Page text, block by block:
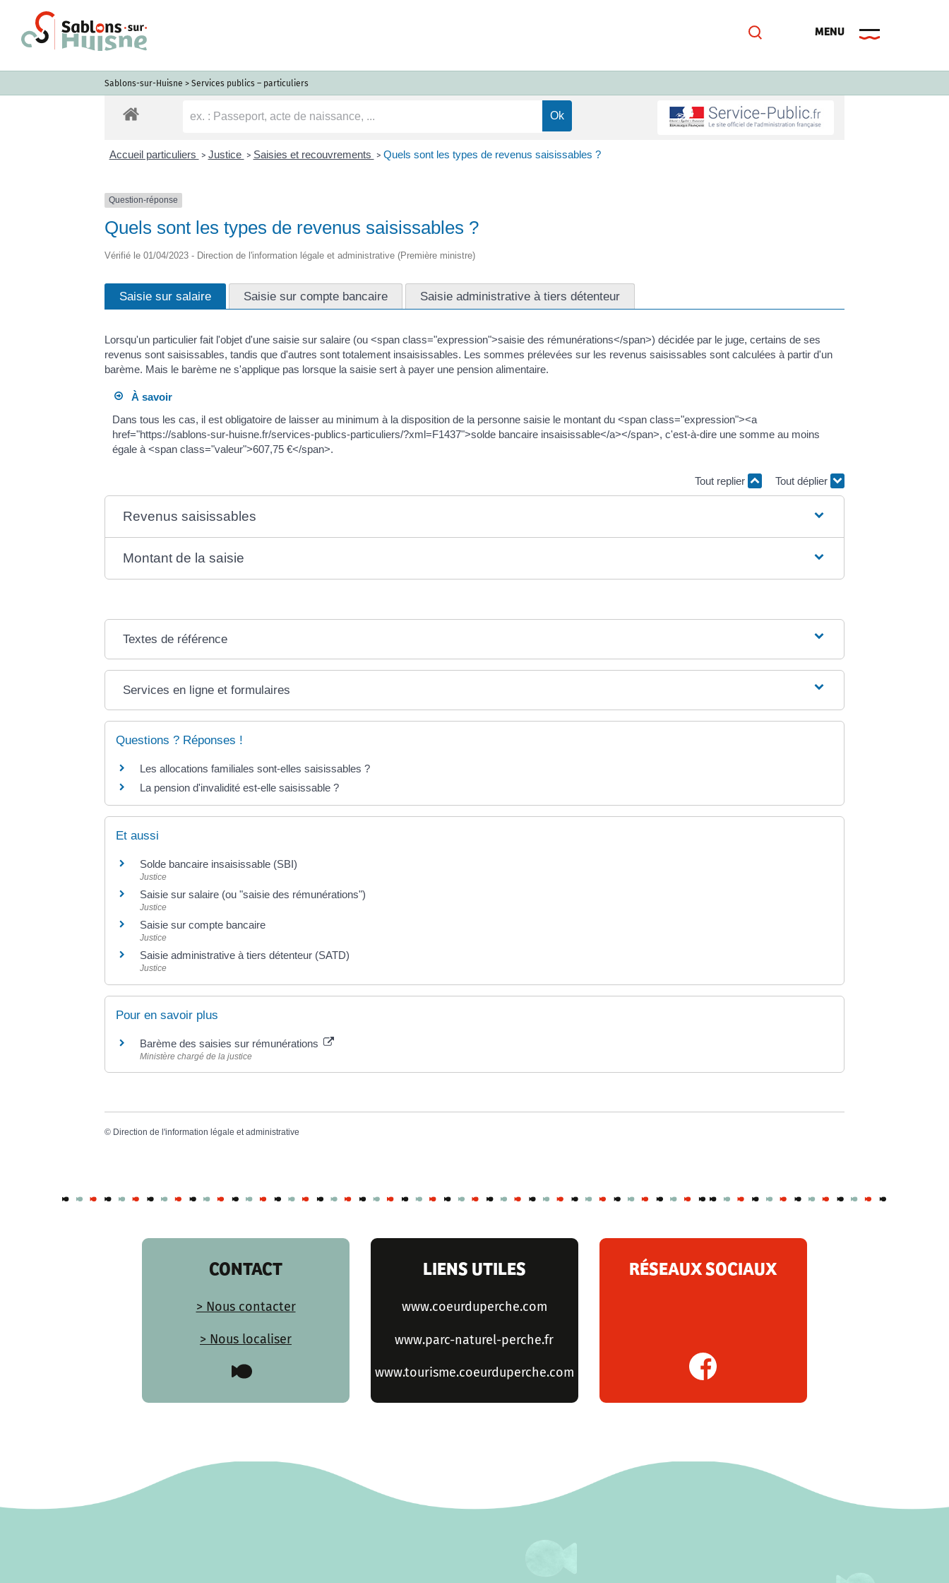
Sablons-sur-Huisne > Services publics – particuliers
Accueil particuliers > Justice > Saisies et recouvrements > Quels sont les types de revenus saisissables ?
Question-réponse
Quels sont les types de revenus saisissables ?
Vérifié le 01/04/2023 - Direction de l'information légale et administrative (Première ministre)
Saisie sur salaire Saisie sur compte bancaire Saisie administrative à tiers détenteur
Lorsqu'un particulier fait l'objet d'une saisie sur salaire (ou <span class="expression">saisie des rémunérations</span>) décidée par le juge, certains de ses
revenus sont saisissables, tandis que d'autres sont totalement insaisissables. Les sommes prélevées sur les revenus saisissables sont calculées à partir d'un
barème. Mais le barème ne s'applique pas lorsque la saisie sert à payer une pension alimentaire.
À savoir
Dans tous les cas, il est obligatoire de laisser au minimum à la disposition de la personne saisie le montant du <span class="expression"><a
href="https://sablons-sur-huisne.fr/services-publics-particuliers/?xml=F1437">solde bancaire insaisissable</a></span>, c'est-à-dire une somme au moins
égale à <span class="valeur">607,75 €</span>.
Tout replier Tout déplier
Revenus saisissables
Montant de la saisie
Textes de référence
Services en ligne et formulaires
Questions ? Réponses !
Les allocations familiales sont-elles saisissables ?
La pension d'invalidité est-elle saisissable ?
Et aussi
Solde bancaire insaisissable (SBI)
Justice
Saisie sur salaire (ou "saisie des rémunérations")
Justice
Saisie sur compte bancaire
Justice
Saisie administrative à tiers détenteur (SATD)
Justice
Pour en savoir plus
Barème des saisies sur rémunérations
Ministère chargé de la justice
© Direction de l'information légale et administrative
CONTACT
> Nous contacter
> Nous localiser
LIENS UTILES
www.coeurduperche.com
www.parc-naturel-perche.fr
www.tourisme.coeurduperche.com
RÉSEAUX SOCIAUX